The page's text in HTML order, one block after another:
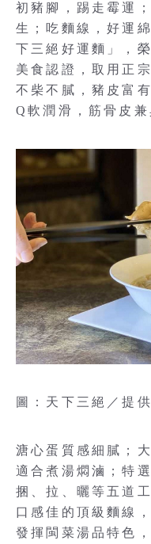
初豬腳，踢走霉運
生；吃麵線，好運
下三絕好運麵」，
美食認證，取用正
不柴不膩，豬皮富
Q軟潤滑，筋骨皮兼
圖：天下三絕／提供
溏心蛋質感細膩；
適合煮湯燜滷；特
捆、拉、曬等五道
口感佳的頂級麵線
發揮閩菜湯品特色